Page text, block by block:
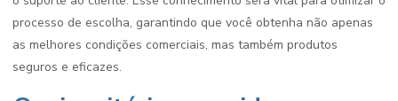
processo de escolha, garantindo que você obtenha não apenas
as melhores condições comerciais, mas também produtos
seguros e eficazes.